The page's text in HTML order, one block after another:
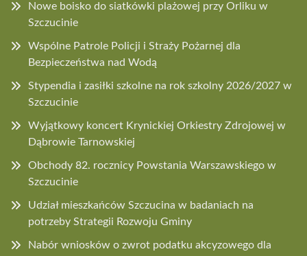
Nowe boisko do siatkówki plażowej przy Orliku w
Szczucinie
Wspólne Patrole Policji i Straży Pożarnej dla
Bezpieczeństwa nad Wodą
Stypendia i zasiłki szkolne na rok szkolny 2026/2027 w
Szczucinie
Wyjątkowy koncert Krynickiej Orkiestry Zdrojowej w
Dąbrowie Tarnowskiej
Obchody 82. rocznicy Powstania Warszawskiego w
Szczucinie
Udział mieszkańców Szczucina w badaniach na
potrzeby Strategii Rozwoju Gminy
Nabór wniosków o zwrot podatku akcyzowego dla